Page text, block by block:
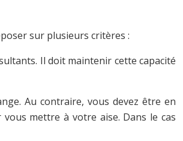
sur plusieurs critères :
Il doit maintenir cette capacité
Au contraire, vous devez être en
vous mettre à votre aise. Dans le cas